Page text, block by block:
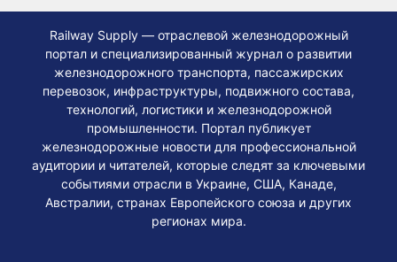
Railway Supply — отраслевой железнодорожный
портал и специализированный журнал о развитии
железнодорожного транспорта, пассажирских
перевозок, инфраструктуры, подвижного состава,
технологий, логистики и железнодорожной
промышленности. Портал публикует
железнодорожные новости для профессиональной
аудитории и читателей, которые следят за ключевыми
событиями отрасли в Украине, США, Канаде,
Австралии, странах Европейского союза и других
регионах мира.